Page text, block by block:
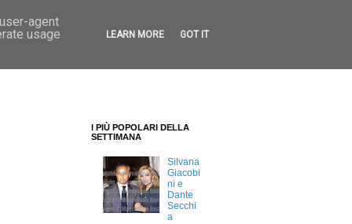
I PIÙ POPOLARI DELLA
SETTIMANA
Silvana
Giacobi
ni e
Dante
Secchi
a
agent
usage
LEARN MORE GOT IT